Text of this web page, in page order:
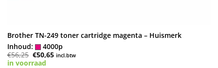
Brother TN-249 toner cartridge magenta – Huismerk
Inhoud:
4000p
€56,25 Oorspronkelijke
prijs
€50,65Huidige
prijs
incl.btw
in voorraad